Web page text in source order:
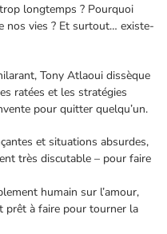
longtemps ? Pourquoi
nos vies ? Et surtout… existe-
Tony Atlaoui dissèque
ratées et les stratégies
pour quitter quelqu’un.
et situations absurdes,
très discutable – pour faire
humain sur l’amour,
prêt à faire pour tourner la